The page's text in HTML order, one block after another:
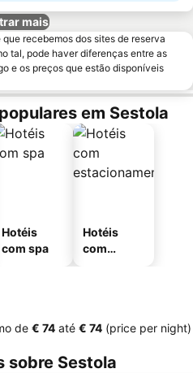
mais
recebemos dos sites de reserva
tal, pode haver diferenças entre as
e os preços que estão disponíveis
em Sestola
Hotéis
com spa
Hotéis
com
de ‎€ 74 até ‎€ 74 (price per night)
sobre Sestola